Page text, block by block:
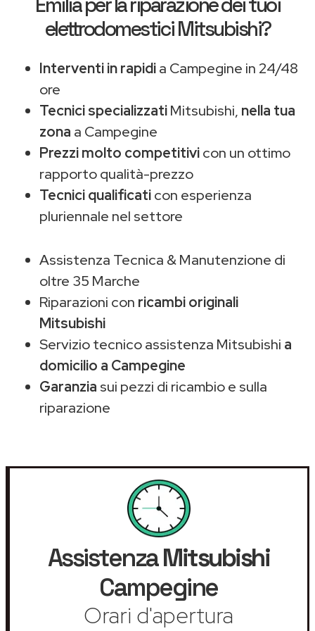
elettrodomestici Mitsubishi?
Interventi in rapidia Campegine in 24/48
ore
Tecnici specializzatiMitsubishi, nella tua
zona a Campegine
Prezzi molto competitivicon un ottimo
rapporto qualità-prezzo
Tecnici qualificaticon esperienza
pluriennale nel settore
Assistenza Tecnica & Manutenzione di
oltre 35 Marche
Riparazioni con ricambi originali
Mitsubishi
Servizio tecnico assistenza Mitsubishi a
domicilio a Campegine
Garanzia sui pezzi di ricambio e sulla
riparazione
AssistenzaMitsubishi
Campegine
Orari d'apertura